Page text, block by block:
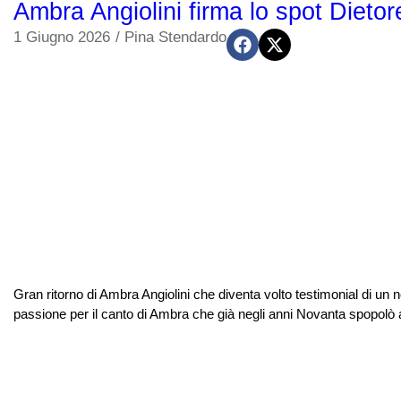
Ambra Angiolini firma lo spot
1 Giugno 2026 / Pina Stendardo
Gran ritorno di Ambra Angiolini che diventa volto testimonial di un
passione per il canto di Ambra che già negli anni Novanta